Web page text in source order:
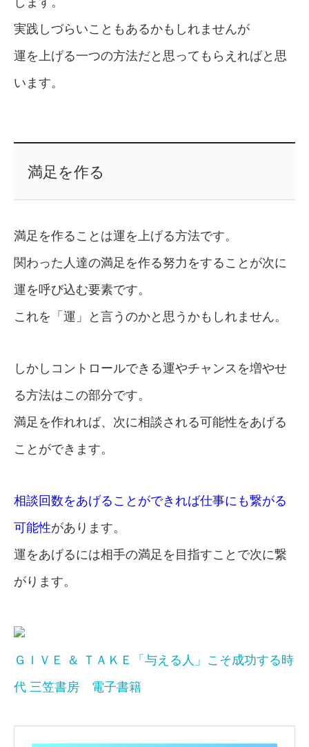
実践しづらいこともあるかもしれませんが
運を上げる一つの方法だと思ってもらえればと思
います。
満足を作る
満足を作ることは運を上げる方法です。
関わった人達の満足を作る努力をすることが次に
運を呼び込む要素です。
これを「運」と言うのかと思うかもしれません。
しかしコントロールできる運やチャンスを増やせ
る方法はこの部分です。
満足を作れれば、次に相談される可能性をあげる
ことができます。
相談回数をあげることができれば仕事にも繋がる
可能性があります。
運をあげるには相手の満足を目指すことで次に繋
がります。
ＧＩＶＥ ＆ ＴＡＫＥ「与える人」こそ成功する時
代 三笠書房 電子書籍